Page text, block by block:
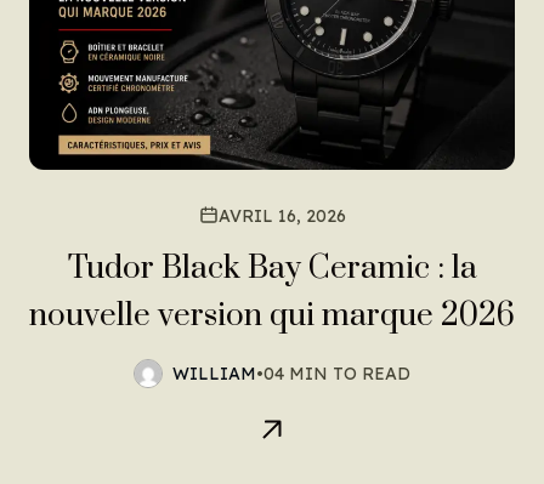
AVRIL 16, 2026
Tudor Black Bay Ceramic : la
nouvelle version qui marque 2026
WILLIAM•04 MIN TO READ